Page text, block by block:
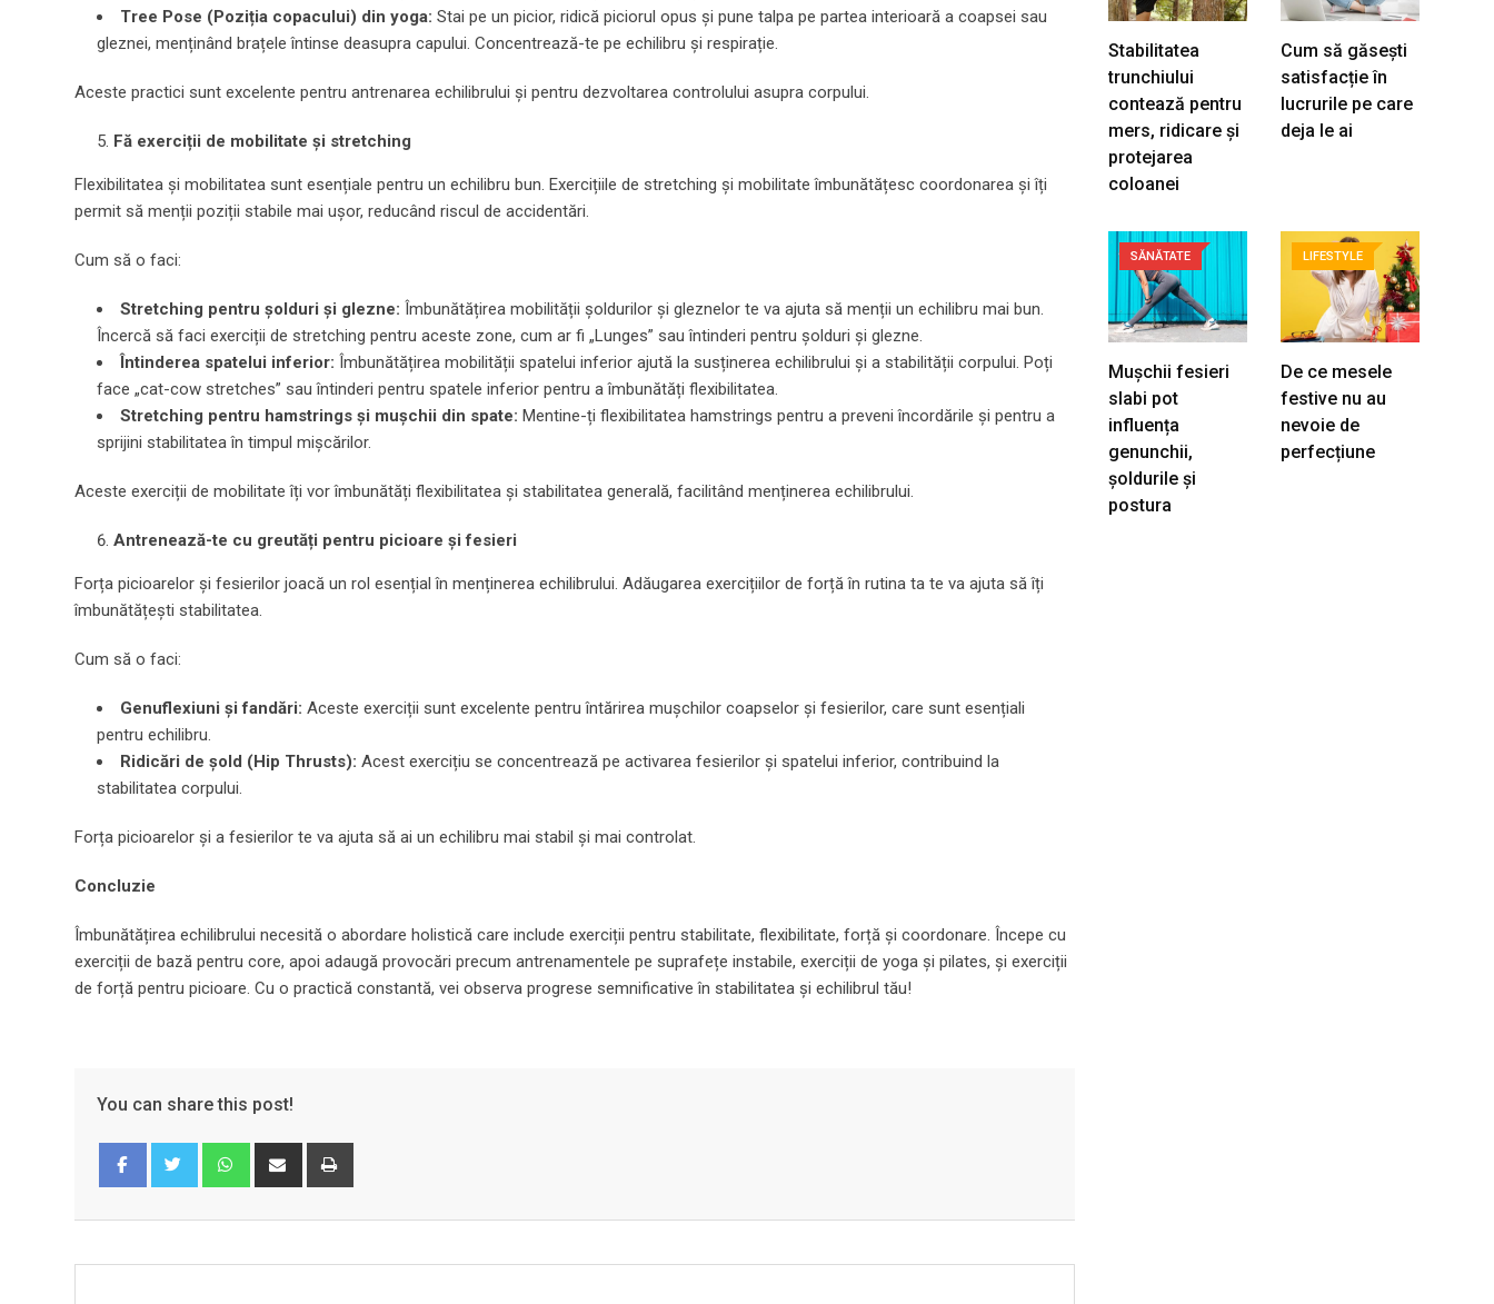
Tree Pose (Poziția copacului) din yoga: Stai pe un picior, ridică piciorul opus și pune talpa pe partea interioară a coapsei sau
gleznei, menținând brațele întinse deasupra capului. Concentrează-te pe echilibru și respirație.
Aceste practici sunt excelente pentru antrenarea echilibrului și pentru dezvoltarea controlului asupra corpului.
Fă exerciții de mobilitate și stretching
Flexibilitatea și mobilitatea sunt esențiale pentru un echilibru bun. Exercițiile de stretching și mobilitate îmbunătățesc coordonarea și îți
permit să menții poziții stabile mai ușor, reducând riscul de accidentări.
Cum să o faci:
Stretching pentru șolduri și glezne: Îmbunătățirea mobilității șoldurilor și gleznelor te va ajuta să menții un echilibru mai bun.
Încercă să faci exerciții de stretching pentru aceste zone, cum ar fi „Lunges” sau întinderi pentru șolduri și glezne.
Întinderea spatelui inferior: Îmbunătățirea mobilității spatelui inferior ajută la susținerea echilibrului și a stabilității corpului. Poți
face „cat-cow stretches” sau întinderi pentru spatele inferior pentru a îmbunătăți flexibilitatea.
Stretching pentru hamstrings și mușchii din spate: Mentine-ți flexibilitatea hamstrings pentru a preveni încordările și pentru a
sprijini stabilitatea în timpul mișcărilor.
Aceste exerciții de mobilitate îți vor îmbunătăți flexibilitatea și stabilitatea generală, facilitând menținerea echilibrului.
Antrenează-te cu greutăți pentru picioare și fesieri
Forța picioarelor și fesierilor joacă un rol esențial în menținerea echilibrului. Adăugarea exercițiilor de forță în rutina ta te va ajuta să îți
îmbunătățești stabilitatea.
Cum să o faci:
Genuflexiuni și fandări: Aceste exerciții sunt excelente pentru întărirea mușchilor coapselor și fesierilor, care sunt esențiali
pentru echilibru.
Ridicări de șold (Hip Thrusts): Acest exercițiu se concentrează pe activarea fesierilor și spatelui inferior, contribuind la
stabilitatea corpului.
Forța picioarelor și a fesierilor te va ajuta să ai un echilibru mai stabil și mai controlat.
Concluzie
Îmbunătățirea echilibrului necesită o abordare holistică care include exerciții pentru stabilitate, flexibilitate, forță și coordonare. Începe cu
exerciții de bază pentru core, apoi adaugă provocări precum antrenamentele pe suprafețe instabile, exerciții de yoga și pilates, și exerciții
de forță pentru picioare. Cu o practică constantă, vei observa progrese semnificative în stabilitatea și echilibrul tău!
You can share this post!
WhatsappShare
Stabilitatea
trunchiului
contează pentru
mers, ridicare și
protejarea
coloanei
Cum să găsești
satisfacție în
lucrurile pe care
deja le ai
SĂNĂTATE
Mușchii fesieri
slabi pot
influența
genunchii,
șoldurile și
postura
LIFESTYLE
De ce mesele
festive nu au
nevoie de
perfecțiune